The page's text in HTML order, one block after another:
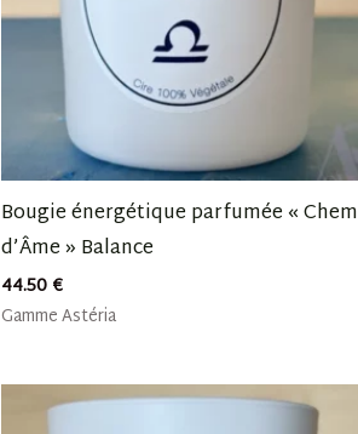
Bougie énergétique parfumée «
d’Âme » Balance
44.50€
Gamme Astéria